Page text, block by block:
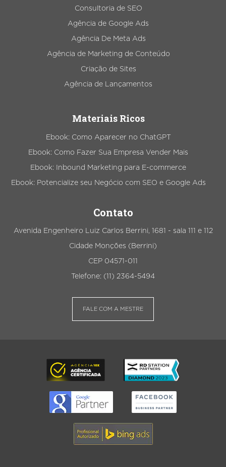
Consultoria de SEO
Agência de Google Ads
Agência De Meta Ads
Agência de Marketing de Conteúdo
Criação de Sites
Agência de Lançamentos
Materiais Ricos
Ebook: Como Aparecer no ChatGPT
Ebook: Como Fazer Sua Empresa Vender Mais
Ebook: Inbound Marketing para E-commerce
Ebook: Potencialize seu Negócio com SEO e Google Ads
Contato
Avenida Engenheiro Luiz Carlos Berrini, 1681 - sala 111 e 112
Cidade Monções (Berrini)
CEP 04571-011
Telefone: (11) 2364-5494
FALE COM A MESTRE